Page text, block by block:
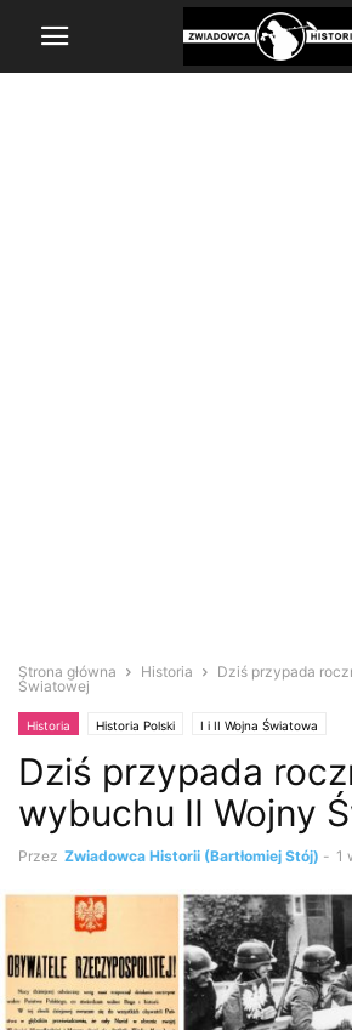
Strona główna Historia
Dziś przypada
Światowej
Historia Historia Polski I i II Wojna Światowa
Dziś przypada
wybuchu II Wojny
Przez Zwiadowca Historii (Bartłomiej Stój) - 1